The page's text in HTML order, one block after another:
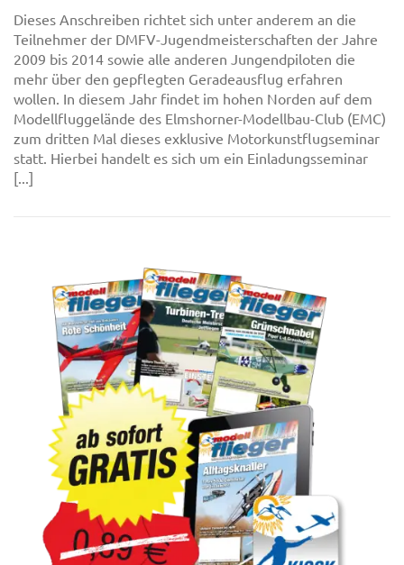
Dieses Anschreiben richtet sich unter anderem an die
Teilnehmer der DMFV-Jugendmeisterschaften der Jahre
2009 bis 2014 sowie alle anderen Jungendpiloten die
mehr über den gepflegten Geradeausflug erfahren
wollen. In diesem Jahr findet im hohen Norden auf dem
Modellfluggelände des Elmshorner-Modellbau-Club (EMC)
zum dritten Mal dieses exklusive Motorkunstflugseminar
statt. Hierbei handelt es sich um ein Einladungsseminar
[...]